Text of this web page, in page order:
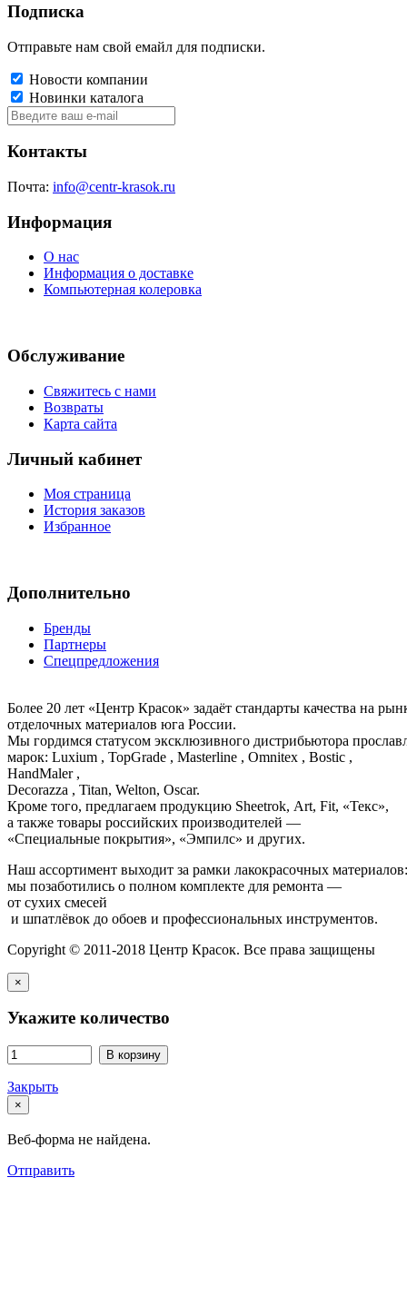
Подписка
Отправьте нам свой емайл для подписки.
Новости компании
Новинки каталога
Контакты
Почта: info@centr-krasok.ru
Информация
О нас
Информация о доставке
Компьютерная колеровка
Обслуживание
Свяжитесь с нами
Возвраты
Карта сайта
Личный кабинет
Моя страница
История заказов
Избранное
Дополнительно
Бренды
Партнеры
Спецпредложения
Более 20 лет «Центр Красок» задаёт стандарты качества на
отделочных материалов юга России.
Мы гордимся статусом эксклюзивного дистрибьютора
марок: Luxium , TopGrade , Masterline , Omnitex , Bostic ,
HandMaler ,
Decorazza , Titan, Welton, Oscar.
Кроме того, предлагаем продукцию Sheetrok, Art, Fit, «Текс»,
а также товары российских производителей —
«Специальные покрытия», «Эмпилс» и других.
Наш ассортимент выходит за рамки лакокрасочных
мы позаботились о полном комплекте для ремонта —
от сухих смесей
и шпатлёвок до обоев и профессиональных инструментов.
Copyright © 2011-2018 Центр Красок. Все права защищены
×
Укажите количество
В корзину
Закрыть
×
Веб-форма не найдена.
Отправить